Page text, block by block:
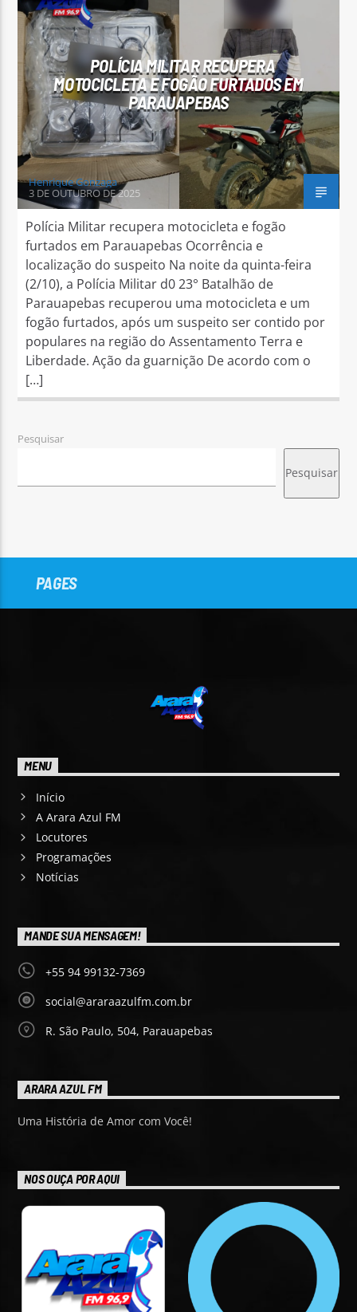
POLÍCIA MILITAR RECUPERA
MOTOCICLETA E FOGÃO FURTADOS EM
PARAUAPEBAS
Henrique Gonzaga
3 DE OUTUBRO DE 2025
Polícia Militar recupera motocicleta e fogão
furtados em Parauapebas Ocorrência e
localização do suspeito Na noite da quinta-feira
(2/10), a Polícia Militar d0 23° Batalhão de
Parauapebas recuperou uma motocicleta e um
fogão furtados, após um suspeito ser contido por
populares na região do Assentamento Terra e
Liberdade. Ação da guarnição De acordo com o
[…]
Pesquisar
Pesquisar
PAGES
MENU
Início
A Arara Azul FM
Locutores
Programações
Notícias
MANDE SUA MENSAGEM!
+55 94 99132-7369
social@araraazulfm.com.br
R. São Paulo, 504, Parauapebas
ARARA AZUL FM
Uma História de Amor com Você!
NOS OUÇA POR AQUI